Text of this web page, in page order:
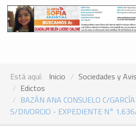
Está aquí: Inicio
Sociedades y
Edictos
BAZÁN ANA CONSUELO C/
S/DIVORCIO - EXPEDIENTE N°